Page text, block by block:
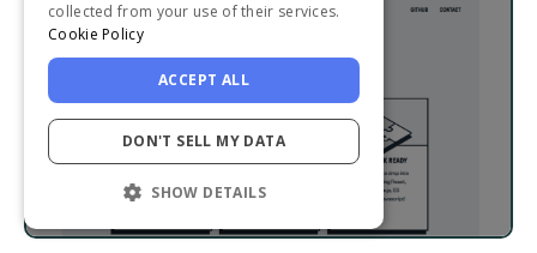
collected from your use of their services.
Cookie Policy
ACCEPT ALL
DON'T SELL MY DATA
SHOW DETAILS